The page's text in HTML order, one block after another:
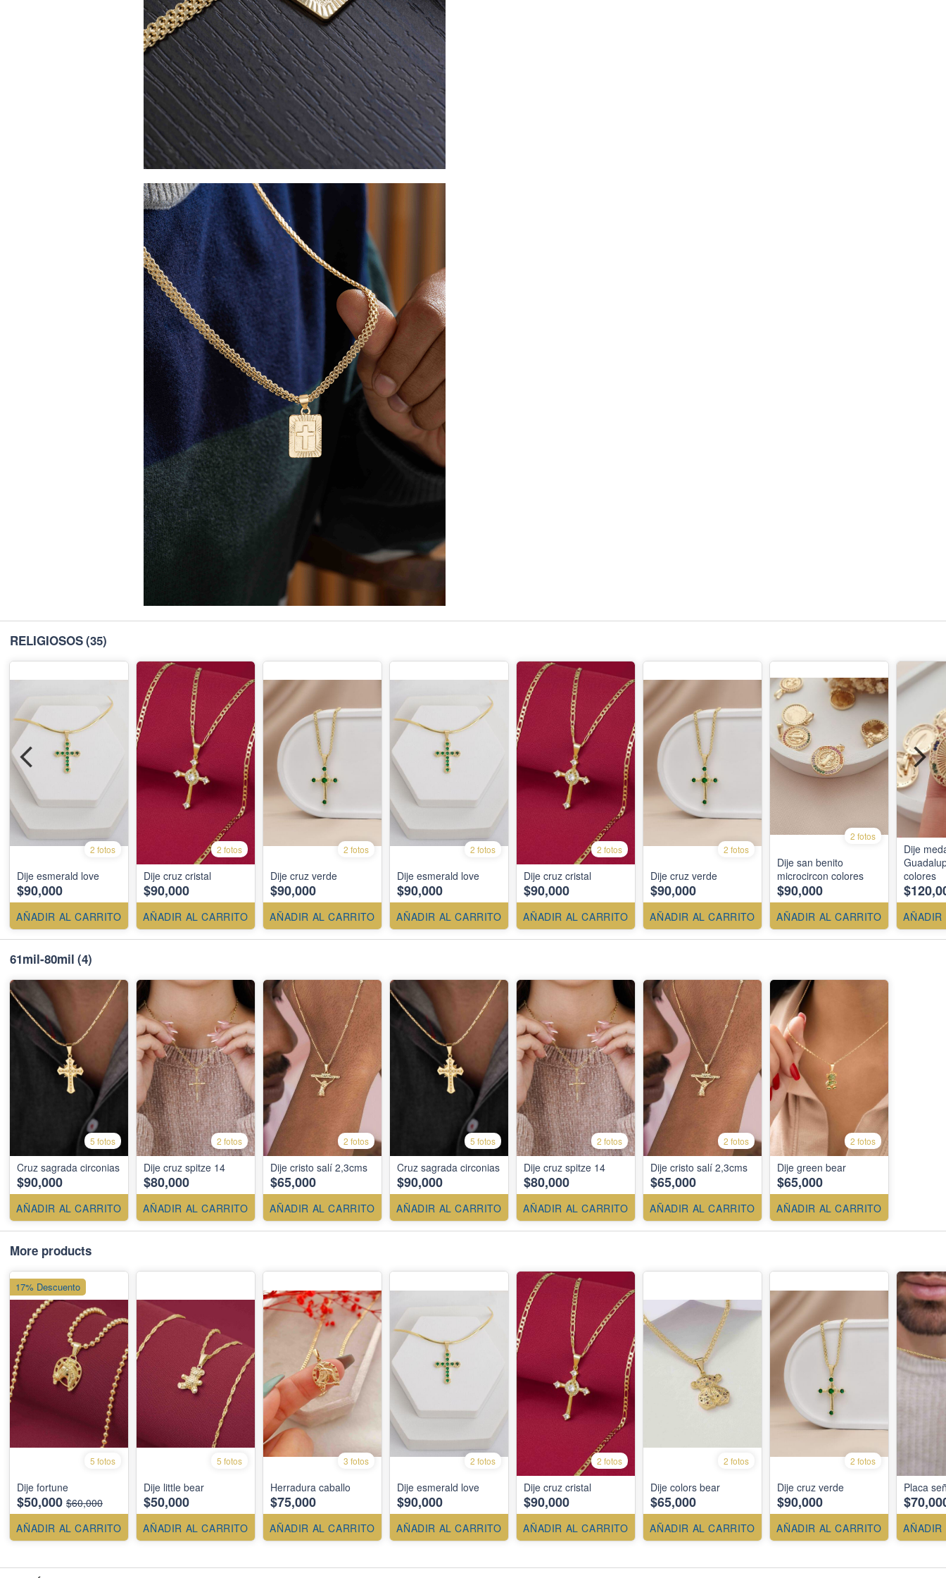
RELIGIOSOS(35)
2 fotos
Dije esmerald love
$90,000
AÑADIR AL CARRITO
2 fotos
Dije cruz cristal
$90,000
AÑADIR AL CARRITO
2 fotos
Dije cruz verde
$90,000
AÑADIR AL CARRITO
2 fotos
Dije esmerald love
$90,000
AÑADIR AL CARRITO
2 fotos
Dije cruz cristal
$90,000
AÑADIR AL CARRITO
2 fotos
Dije cruz verde
$90,000
AÑADIR AL CARRITO
2 fotos
Dije san benito
microcircon colores
$90,000
AÑADIR AL CARRITO
Dije
colores
AÑADIR
61mil-80mil (4)
5 fotos
Cruz sagrada circonias
$90,000
AÑADIR AL CARRITO
2 fotos
Dije cruz spitze 14
$80,000
AÑADIR AL CARRITO
2 fotos
Dije cristo salí 2,3cms
$65,000
AÑADIR AL CARRITO
5 fotos
Cruz sagrada circonias
$90,000
AÑADIR AL CARRITO
2 fotos
Dije cruz spitze 14
$80,000
AÑADIR AL CARRITO
2 fotos
Dije cristo salí 2,3cms
$65,000
AÑADIR AL CARRITO
2 fotos
Dije green bear
$65,000
AÑADIR AL CARRITO
More products
5 fotos
Dije fortune
$50,000 $60,000
AÑADIR AL CARRITO
17% Descuento
5 fotos
Dije little bear
$50,000
AÑADIR AL CARRITO
3 fotos
Herradura caballo
$75,000
AÑADIR AL CARRITO
2 fotos
Dije esmerald love
$90,000
AÑADIR AL CARRITO
2 fotos
Dije cruz cristal
$90,000
AÑADIR AL CARRITO
2 fotos
Dije colors bear
$65,000
AÑADIR AL CARRITO
2 fotos
Dije cruz verde
$90,000
AÑADIR AL CARRITO
Placa
AÑADIR